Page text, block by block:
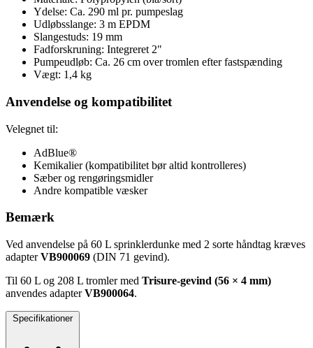
Ydelse: Ca. 290 ml pr. pumpeslag
Udløbsslange: 3 m EPDM
Slangestuds: 19 mm
Fadforskruning: Integreret 2"
Pumpeudløb: Ca. 26 cm over tromlen efter fastspænding
Vægt: 1,4 kg
Anvendelse og kompatibilitet
Velegnet til:
AdBlue®
Kemikalier (kompatibilitet bør altid kontrolleres)
Sæber og rengøringsmidler
Andre kompatible væsker
Bemærk
Ved anvendelse på 60 L sprinklerdunke med 2 sorte håndtag kræves
adapterVB900069 (DIN 71 gevind).
Til 60 L og 208 L tromler med Trisure-gevind (56 × 4 mm)
anvendes adapterVB900064.
Specifikationer